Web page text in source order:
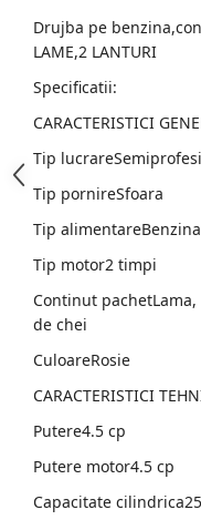
Drujba pe
LAME,2 LANTURI
Specificatii:
CARACTERISTICI
Tip
Tip pornireSfoara
Tip alimentareBenzina
Tip motor2 timpi
Continut
de chei
CuloareRosie
CARACTERISTICI
Putere4.5 cp
Putere motor4.5 cp
Capacitate